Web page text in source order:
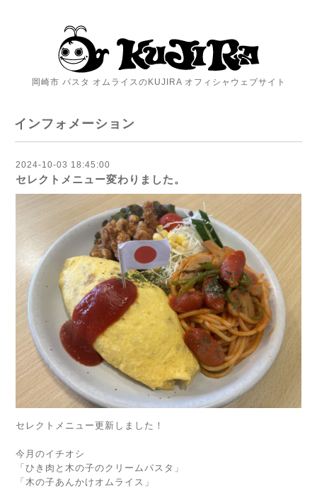
岡崎市 パスタ オムライスのKUJIRA オフィシャウェブサイト
インフォメーション
2024-10-03 18:45:00
セレクトメニュー変わりました。
セレクトメニュー更新しました！
今月のイチオシ
「ひき肉と木の子のクリームパスタ」
「木の子あんかけオムライス」